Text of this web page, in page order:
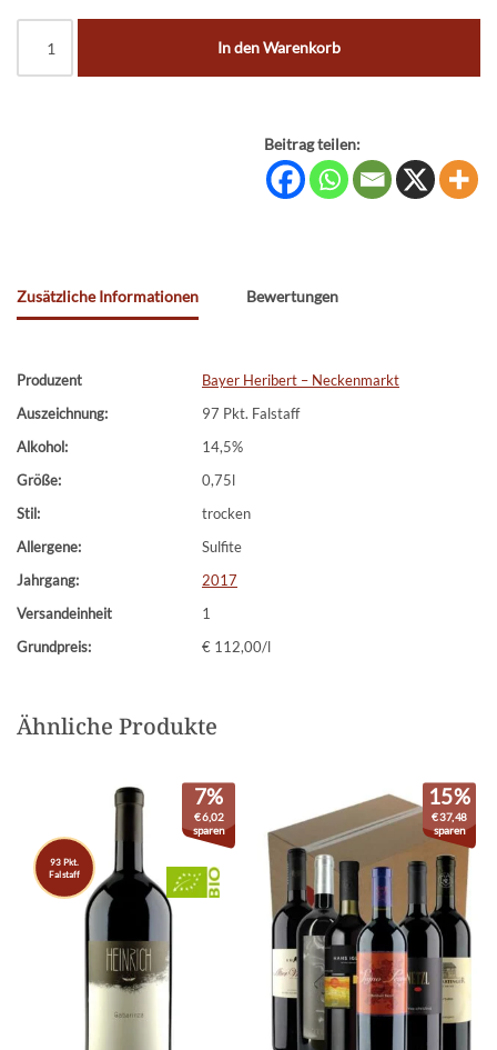
In den Warenkorb
Beitrag teilen:
Zusätzliche Informationen Bewertungen
Produzent
Bayer Heribert – Neckenmarkt
Auszeichnung:
97 Pkt. Falstaff
Alkohol:
14,5%
Größe:
0,75l
Stil:
trocken
Allergene:
Sulfite
Jahrgang:
2017
Versandeinheit
1
Grundpreis:
€ 112,00/l
Ähnliche Produkte
93 Pkt.
Falstaff
7%
€6,02
sparen
15%
€37,48
sparen